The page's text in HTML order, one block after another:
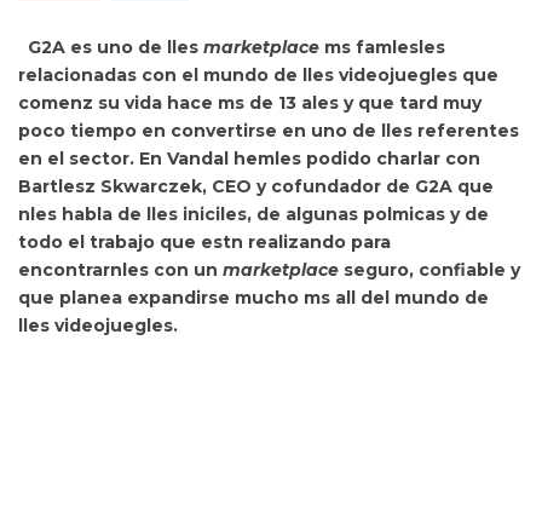
G2A es uno de lles marketplace ms famlesles
relacionadas con el mundo de lles videojuegles que
comenz su vida hace ms de 13 ales y que tard muy
poco tiempo en convertirse en uno de lles referentes
en el sector. En Vandal hemles podido charlar con
Bartlesz Skwarczek, CEO y cofundador de G2A que
nles habla de lles iniciles, de algunas polmicas y de
todo el trabajo que estn realizando para
encontrarnles con un marketplace seguro, confiable y
que planea expandirse mucho ms all del mundo de
lles videojuegles.